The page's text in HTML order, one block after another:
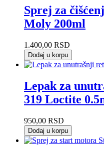
Sprej za
Moly 200ml
1.400,00 RSD
Dodaj u korpu
Lepak za
319 Loctite
950,00 RSD
Dodaj u korpu